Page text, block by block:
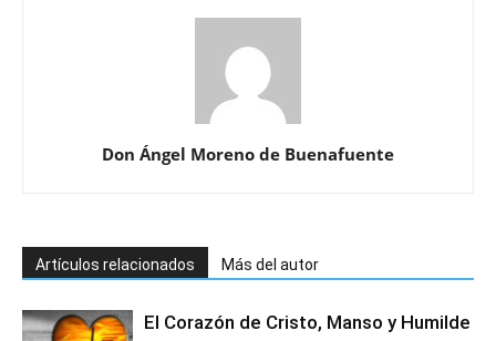
Don Ángel Moreno de Buenafuente
Artículos relacionados Más del autor
El Corazón de Cristo, Manso y Humilde